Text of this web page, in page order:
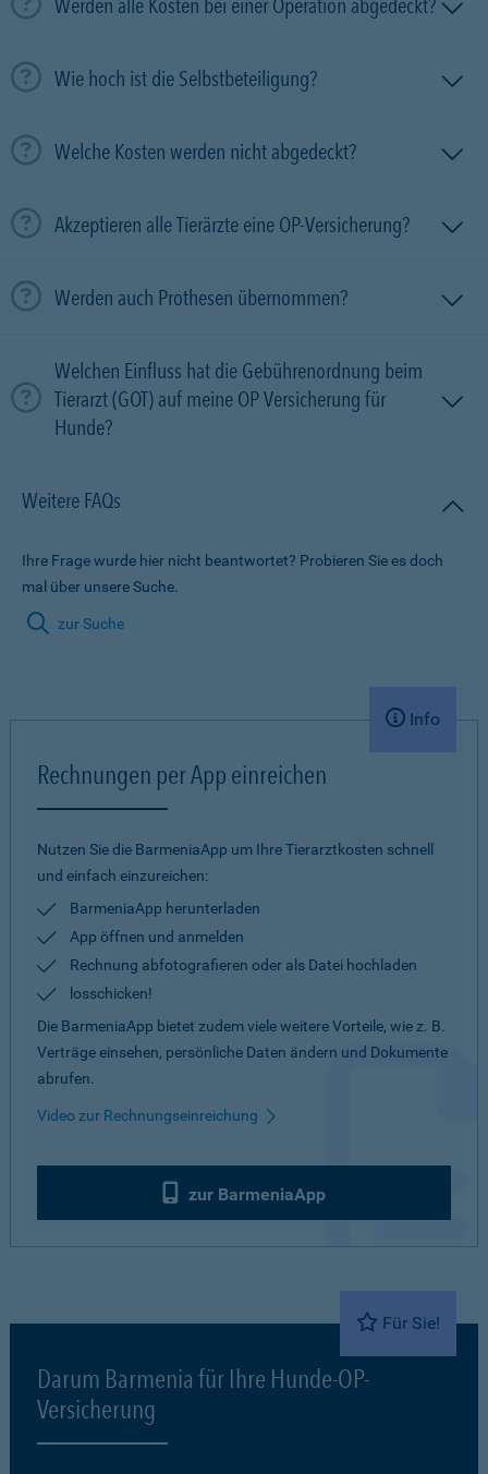
Werden alle Kosten bei einer Operation abgedeckt?
Wie hoch ist die Selbstbeteiligung?
Welche Kosten werden nicht abgedeckt?
Akzeptieren alle Tierärzte eine OP-Versicherung?
Werden auch Prothesen übernommen?
Welchen Einfluss hat die Gebührenordnung beim
Tierarzt (GOT) auf meine OP Versicherung für
Hunde?
Weitere FAQs
Ihre Frage wurde hier nicht beantwortet? Probieren Sie es doch
mal über unsere Suche.
zur Suche
Info
Rechnungen per App einreichen
Nutzen Sie die BarmeniaApp um Ihre Tierarztkosten schnell
und einfach einzureichen:
BarmeniaApp herunterladen
App öffnen und anmelden
Rechnung abfotografieren oder als Datei hochladen
losschicken!
Die BarmeniaApp bietet zudem viele weitere Vorteile, wie z. B.
Verträge einsehen, persönliche Daten ändern und Dokumente
abrufen.
Video zur Rechnungseinreichung
zur BarmeniaApp
Für Sie!
Darum Barmenia für Ihre Hunde-OP-
Versicherung